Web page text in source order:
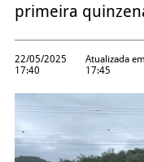
primeira
22/05/2025
17:40
Atualizada
17:45